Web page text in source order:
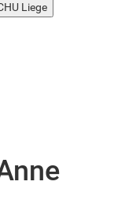
Liege